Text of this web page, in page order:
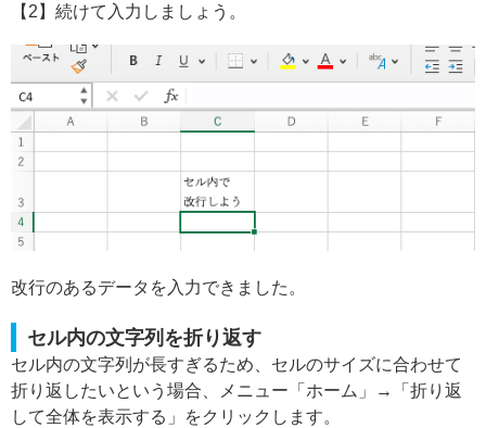
【2】続けて入力しましょう。
改行のあるデータを入力できました。
セル内の文字列を折り返す
セル内の文字列が長すぎるため、セルのサイズに合わせて
折り返したいという場合、メニュー「ホーム」→「折り返
して全体を表示する」をクリックします。